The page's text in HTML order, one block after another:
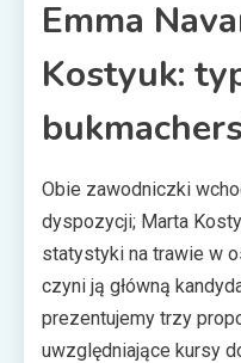
Emma
Kostyuk:
Obie zawodniczki
dyspozycji; Marta
statystyki na trawie w
czyni ją główną
prezentujemy trzy
uwzględniające kursy